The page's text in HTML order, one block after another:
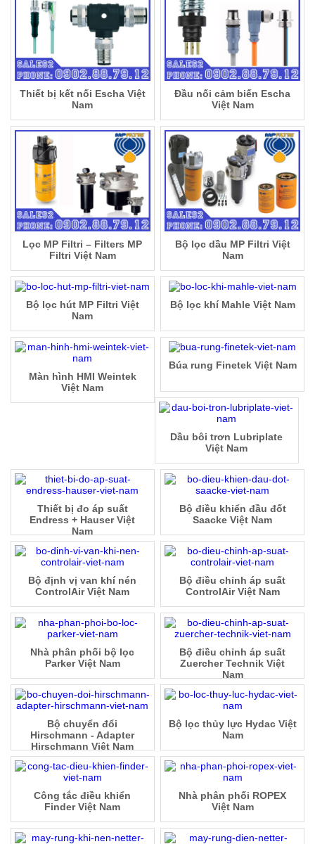
Thiết bị kết nối Escha Việt
Nam
Đầu nối cảm biến Escha
Việt Nam
Lọc MP Filtri – Filters MP
Filtri Việt Nam
Bộ lọc dầu MP Filtri Việt
Nam
Bộ lọc hút MP Filtri Việt
Nam
Bộ lọc khí Mahle Việt Nam
Màn hình HMI Weintek
Việt Nam
Búa rung Finetek Việt Nam
Dầu bôi trơn Lubriplate
Việt Nam
Bộ điều khiển đầu đốt
Saacke Việt Nam
Thiết bị đo áp suất
Endress + Hauser Việt
Nam
Bộ điều chỉnh áp suất
ControlAir Việt Nam
Bộ định vị van khí nén
ControlAir Việt Nam
Bộ điều chỉnh áp suất
Zuercher Technik Việt
Nam
Nhà phân phối bộ lọc
Parker Việt Nam
Bộ lọc thủy lực Hydac Việt
Nam
Bộ chuyển đổi
Hirschmann - Adapter
Hirschmann Việt Nam
Nhà phân phối ROPEX
Việt Nam
Công tắc điều khiển
Finder Việt Nam